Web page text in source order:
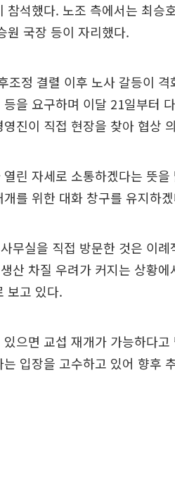
석했다. 노조 측에서는 최승
원 국장 등이 자리했다.
조정 결렬 이후 노사 갈등이
을 요구하며 이달 21일부터
진이 직접 현장을 찾아 협상
린 자세로 소통하겠다는 뜻
를 위한 대화 창구를 유지하
무실을 직접 방문한 것은 이
산 차질 우려가 커지는 상황
보고 있다.
으면 교섭 재개가 가능하다
입장을 고수하고 있어 향후